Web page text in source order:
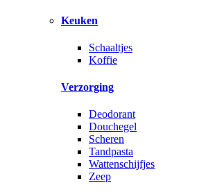
Keuken
Schaaltjes
Koffie
Verzorging
Deodorant
Douchegel
Scheren
Tandpasta
Wattenschijfjes
Zeep